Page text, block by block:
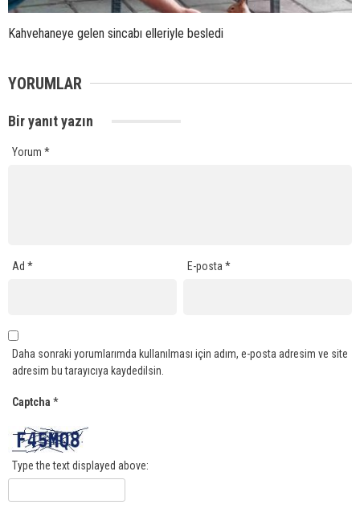
Kahvehaneye gelen sincabı elleriyle besledi
YORUMLAR
Bir yanıt yazın
Yorum *
Ad * E-posta*
Daha sonraki yorumlarımda kullanılması için adım, e-posta adresim ve site
adresim bu tarayıcıya kaydedilsin.
Captcha *
Type the text displayed above: